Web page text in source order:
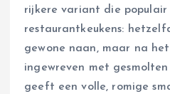
rijkere variant die populair
restaurantkeukens:
gewone naan, maar na
ingewreven met
geeft een volle, romige